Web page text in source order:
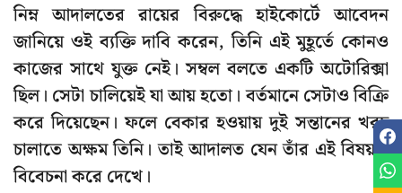
নিম্ন আদালতের রায়ের বিরুদ্ধে হাইকোর্টে আবেদন
জানিয়ে ওই ব্যক্তি দাবি করেন, তিনি এই মুহূর্তে কোনও
কাজের সাথে যুক্ত নেই। সম্বল বলতে একটি অটোরিক্সা
ছিল। সেটা চালিয়েই যা আয় হতো। বর্তমানে সেটাও বিক্রি
করে দিয়েছেন। ফলে বেকার হওয়ায় দুই সন্তানের খরচ
চালাতে অক্ষম তিনি। তাই আদালত যেন তাঁর এই বিষয়টি
বিবেচনা করে দেখে।